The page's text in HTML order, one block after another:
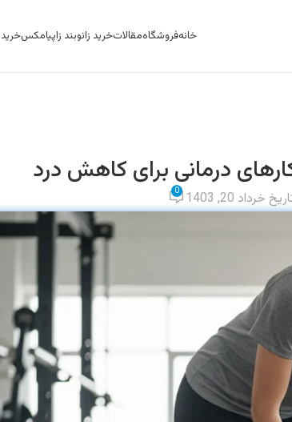
خانهفروشگاهمقالاتخرید زانوبند زاپیامکسخرید
درمانی برای کاهش درد
خرداد 20, 1403 0